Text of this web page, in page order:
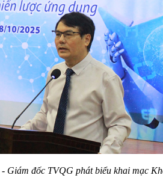
Giám đốc TVQG phát biểu khai mạc